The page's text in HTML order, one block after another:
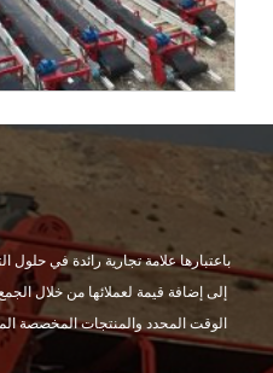
باعتبارها علامة تجارية رائدة في حلول
الوقت المحدد والمنتجات المخصصة